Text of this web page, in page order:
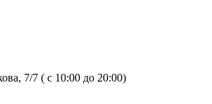
7/7 ( с 10:00 до 20:00)